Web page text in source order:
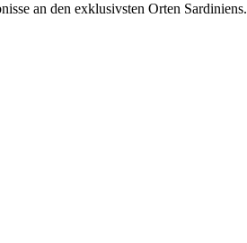
an den exklusivsten Orten Sardiniens.